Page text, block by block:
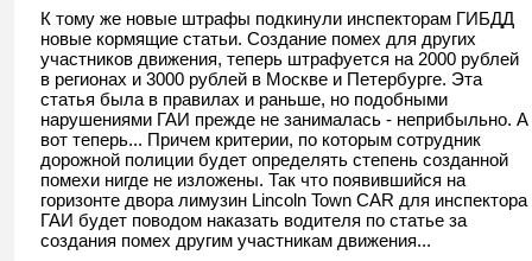
К тому же новые штрафы подкинули инспекторам ГИБДД
новые кормящие статьи. Создание помех для других
участников движения, теперь штрафуется на 2000 рублей
в регионах и 3000 рублей в Москве и Петербурге. Эта
статья была в правилах и раньше, но подобными
нарушениями ГАИ прежде не занималась - неприбыльно. А
вот теперь... Причем критерии, по которым сотрудник
дорожной полиции будет определять степень созданной
помехи нигде не изложены. Так что появившийся на
горизонте двора лимузин Lincoln Town CAR для инспектора
ГАИ будет поводом наказать водителя по статье за
создания помех другим участникам движения...